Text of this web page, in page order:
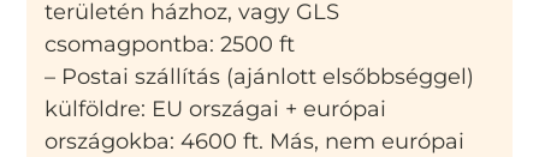
területén házhoz, vagy GLS
csomagpontba: 2500 ft
– Postai szállítás (ajánlott elsőbbséggel)
külföldre: EU országai + európai
országokba: 4600 ft. Más, nem európai